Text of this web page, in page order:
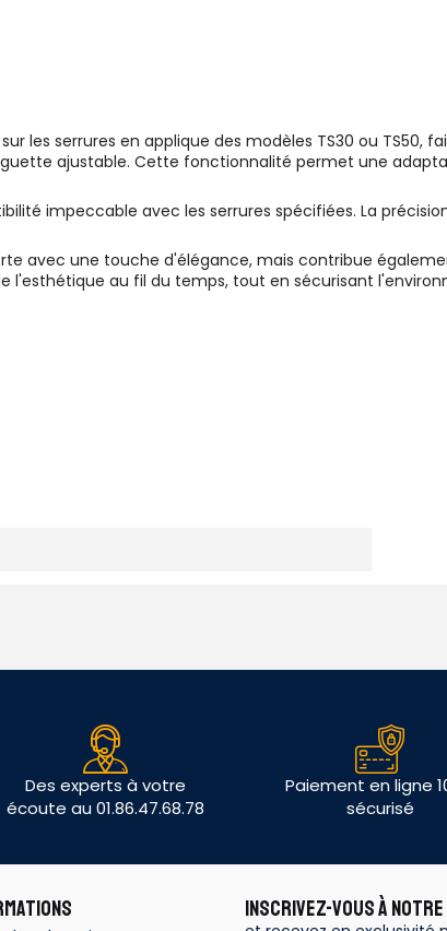
les serrures en applique des modèles TS30 ou TS50,
ajustable. Cette fonctionnalité permet une
impeccable avec les serrures spécifiées. La
avec une touche d'élégance, mais contribue
au fil du temps, tout en sécurisant
Des experts à votre
écoute au 01.86.47.68.78
Paiement en ligne
sécurisé
INSCRIVEZ-VOUS À